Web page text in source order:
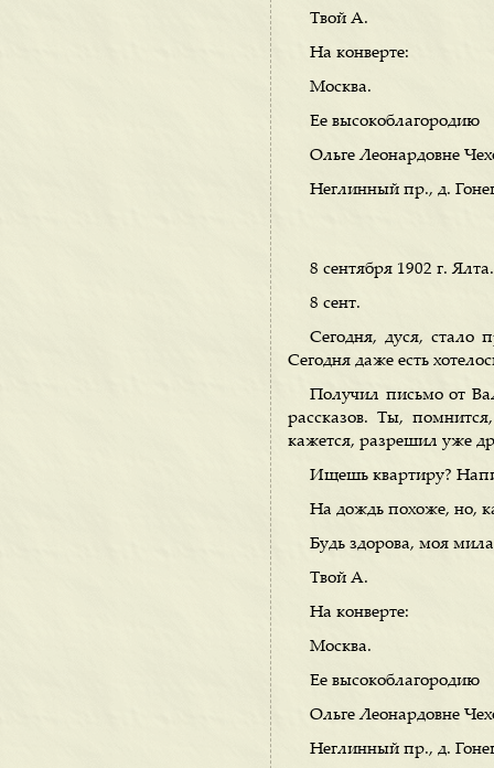
Твой А.
На конверте:
Москва.
Ее высокоблагородию
Ольге Леонардовне
Неглинный пр., д.
8 сентября 1902 г. Ялта.
8 сент.
Сегодня, дуся, стало
Сегодня даже есть
Получил письмо от
рассказов. Ты,
кажется, разрешил уже
Ищешь квартиру?
На дождь похоже, но,
Будь здорова, моя
Твой А.
На конверте:
Москва.
Ее высокоблагородию
Ольге Леонардовне
Неглинный пр., д.